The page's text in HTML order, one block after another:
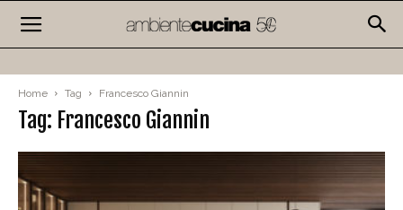
Home Tag Francesco Giannin
Tag: Francesco Giannin